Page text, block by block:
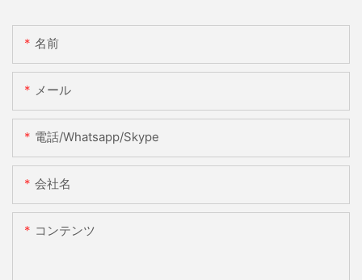
名前
メール
電話/whatsapp/skype
会社名
コンテンツ